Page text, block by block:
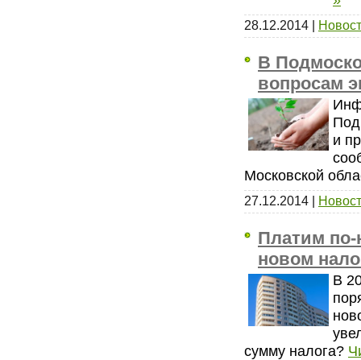
28.12.2014 |
В
вопросам
и
Московской
27.12.2014 |
Платим по-
новом
В
сумму налога?